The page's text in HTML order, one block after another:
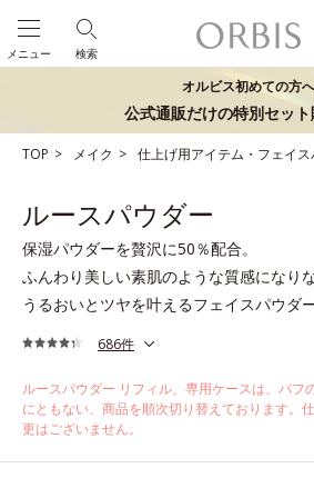
検索
メニュー
オルビス初めての方へ
公式通販だけの特別セット
TOP メイク 仕上げ用アイテム・フェイス
ルースパウダー
保湿パウダーを贅沢に50％配合。
ふんわり美しい素肌のような質感になり
うるおいとツヤを叶えるフェイスパウダ
686件
ルースパウダー リフィル、専用ケースは、パフ
にともない、商品を順次切り替えております。
更はございません。